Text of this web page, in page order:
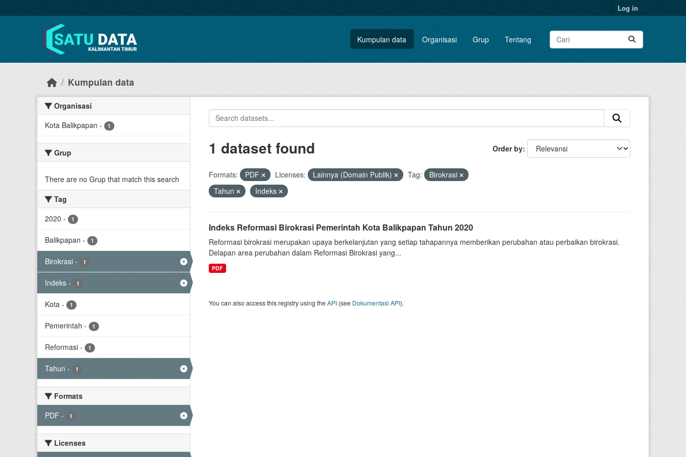
Log in
Kumpulan data Organisasi Grup Tentang
Kumpulan data
Organisasi
Kota Balikpapan - 1
Grup
There are no Grup that match this search
Tag
2020 - 1
Balikpapan - 1
Birokrasi - 1
Indeks - 1
Kota - 1
Pemerintah - 1
Reformasi - 1
Tahun - 1
Formats
PDF - 1
Licenses
Order by
1 dataset found
Formats: PDF Licenses: Lainnya (Domain Publik) Tag:
Birokrasi
Tahun
Indeks
Indeks Reformasi Birokrasi Pemerintah Kota Balikpapan Tahun 2020
Reformasi birokrasi merupakan upaya berkelanjutan yang setiap tahapannya memberikan perubahan atau perbaikan birokrasi.
Delapan area perubahan dalam Reformasi Birokrasi yang...
PDF
You can also access this registry using theAPI(see Dokumentasi API).